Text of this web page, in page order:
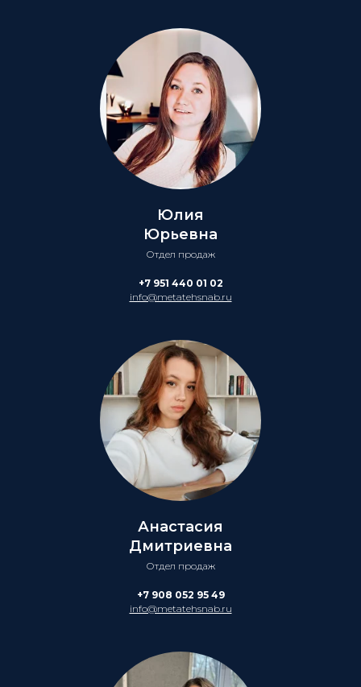
Юлия
Юрьевна
Отдел продаж
+7 951 440 01 02
info@metatehsnab.ru
Анастасия
Дмитриевна
Отдел продаж
+7 908 052 95 49
info@metatehsnab.ru